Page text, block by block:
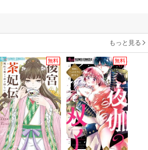
もっと見る
無料 無料